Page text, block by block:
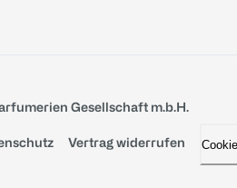
Gesellschaft m.b.H.
Vertrag widerrufen